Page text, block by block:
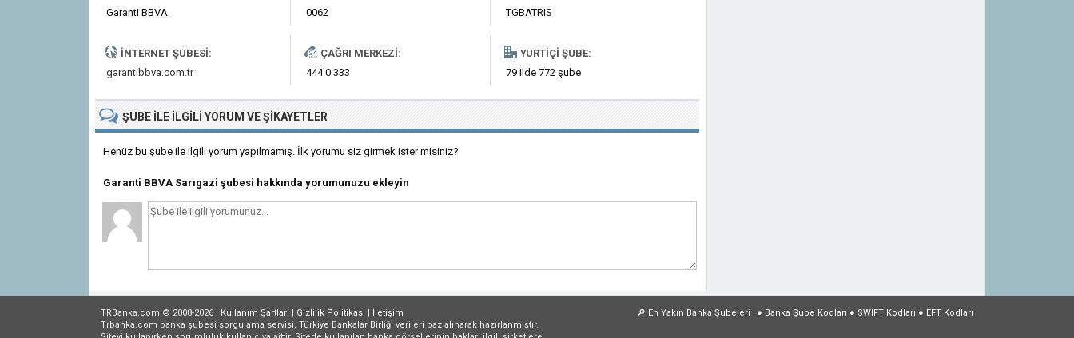
Garanti BBVA
0062
TGBATRIS
İNTERNET ŞUBESI:
garantibbva.com.tr
ÇAĞRI MERKEZI:
444 0 333
YURTIÇI ŞUBE:
79 ilde 772 şube
ŞUBE ILE İLGILIYORUM VE ŞIKAYETLER
Henüz bu şube ile ilgili yorum yapılmamış. İlk yorumu siz girmek ister misiniz?
Garanti BBVA Sarıgazi şubesi hakkında yorumunuzu ekleyin
● Banka Şube Kodları ● SWIFT Kodları ● EFT Kodları
🔎 En Yakın Banka Şubeleri
TRBanka.com © 2008-2026 | Kullanım Şartları | Gizlilik Politikası | İletişim
Trbanka.com banka şubesi sorgulama servisi, Türkiye Bankalar Birliği verileri baz alınarak hazırlanmıştır.